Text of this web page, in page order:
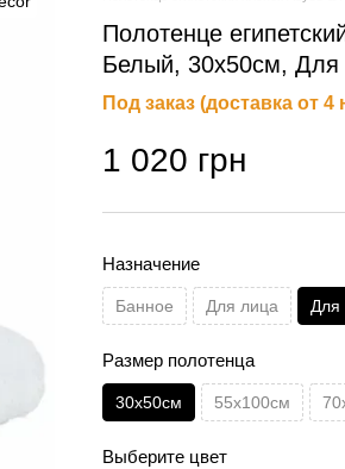
Полотенце
Белый, 30х50см, Для
Под заказ (доставка от 4
1 020 грн
Назначение
Банное Для лица Для
Размер полотенца
30х50см 55х100см
Выберите цвет